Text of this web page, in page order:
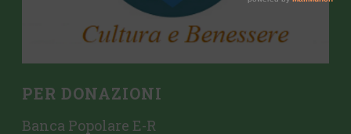
PER DONAZIONI
Banca Popolare E-R